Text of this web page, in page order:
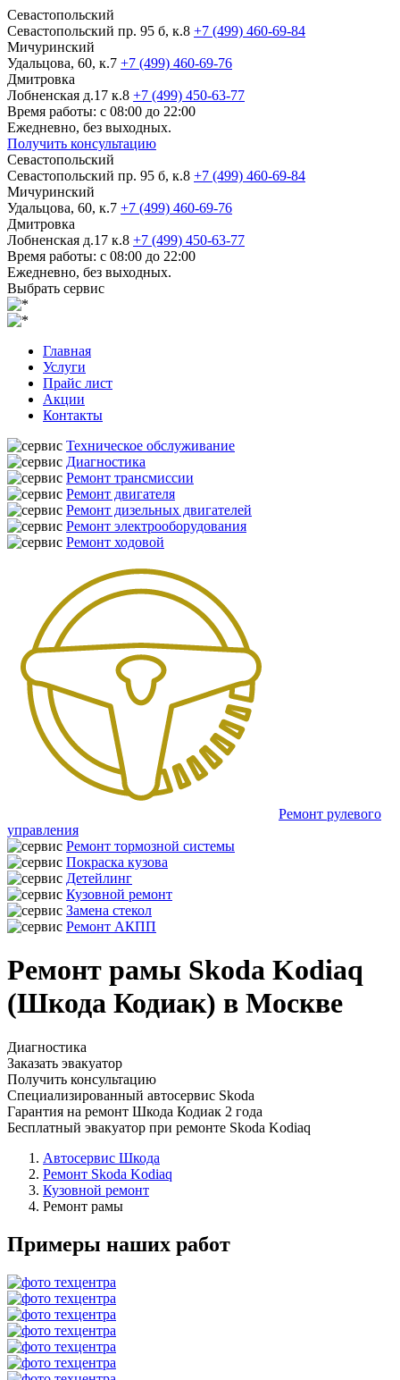
Севастопольский
Севастопольский пр. 95 б, к.8 +7 (499) 460-69-84
Мичуринский
Удальцова, 60, к.7 +7 (499) 460-69-76
Дмитровка
Лобненская д.17 к.8 +7 (499) 450-63-77
Время работы: с 08:00 до 22:00
Ежедневно, без выходных.
Получить консультацию
Севастопольский
Севастопольский пр. 95 б, к.8 +7 (499) 460-69-84
Мичуринский
Удальцова, 60, к.7 +7 (499) 460-69-76
Дмитровка
Лобненская д.17 к.8 +7 (499) 450-63-77
Время работы: с 08:00 до 22:00
Ежедневно, без выходных.
Выбрать сервис
Главная
Услуги
Прайс лист
Акции
Контакты
Техническое обслуживание
Диагностика
Ремонт трансмиссии
Ремонт двигателя
Ремонт дизельных двигателей
Ремонт электрооборудования
Ремонт ходовой
Ремонт рулевого
управления
Ремонт тормозной системы
Покраска кузова
Детейлинг
Кузовной ремонт
Замена стекол
Ремонт АКПП
Ремонт рамы Skoda Kodiaq
(Шкода Кодиак) в Москве
Диагностика
Заказать эвакуатор
Получить консультацию
Специализированный автосервис Skoda
Гарантия на ремонт Шкода Кодиак 2 года
Бесплатный эвакуатор при ремонте Skoda Kodiaq
Автосервис Шкода
Ремонт Skoda Kodiaq
Кузовной ремонт
Ремонт рамы
Примеры наших работ